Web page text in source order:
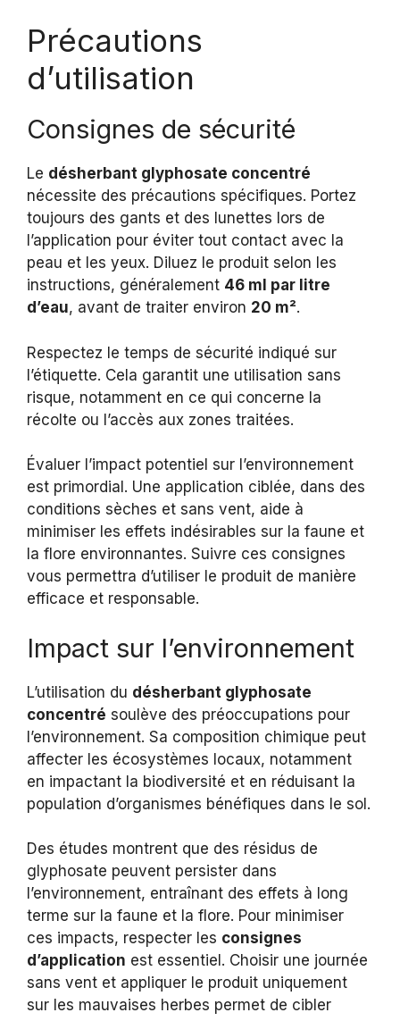
Précautions
d’utilisation
Consignes de sécurité
Le désherbant glyphosate concentré
nécessite des précautions spécifiques. Portez
toujours des gants et des lunettes lors de
l’application pour éviter tout contact avec la
peau et les yeux. Diluez le produit selon les
instructions, généralement 46 ml par litre
d’eau, avant de traiter environ 20 m².
Respectez le temps de sécurité indiqué sur
l’étiquette. Cela garantit une utilisation sans
risque, notamment en ce qui concerne la
récolte ou l’accès aux zones traitées.
Évaluer l’impact potentiel sur l’environnement
est primordial. Une application ciblée, dans des
conditions sèches et sans vent, aide à
minimiser les effets indésirables sur la faune et
la flore environnantes. Suivre ces consignes
vous permettra d’utiliser le produit de manière
efficace et responsable.
Impact sur l’environnement
L’utilisation du désherbant glyphosate
concentré soulève des préoccupations pour
l’environnement. Sa composition chimique peut
affecter les écosystèmes locaux, notamment
en impactant la biodiversité et en réduisant la
population d’organismes bénéfiques dans le sol.
Des études montrent que des résidus de
glyphosate peuvent persister dans
l’environnement, entraînant des effets à long
terme sur la faune et la flore. Pour minimiser
ces impacts, respecter les consignes
d’application est essentiel. Choisir une journée
sans vent et appliquer le produit uniquement
sur les mauvaises herbes permet de cibler